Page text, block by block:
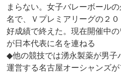
まらない。女子バレーボール
名で、Ｖプレミアリーグの２
好成績で終えた。現在開催中
が日本代表に名を連ねる
◆他の競技では湧永製薬が男子
運営する名古屋オーシャンズ